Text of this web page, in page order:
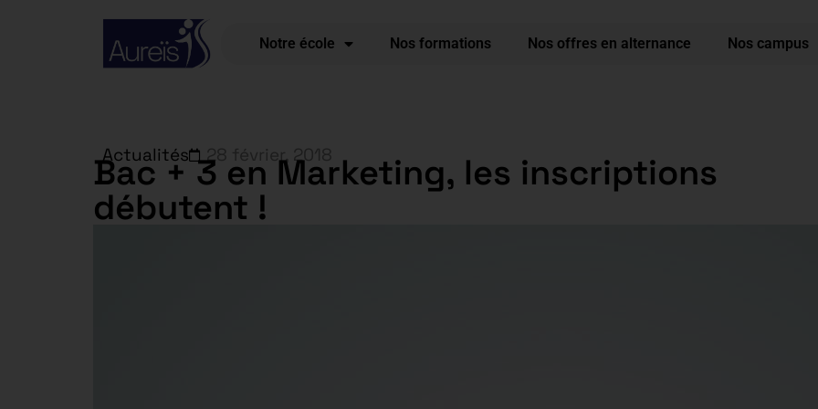
Notre école Nos formations Nos offres en alternance Nos campus
Actualités 28 février, 2018
Bac + 3 en Marketing, les inscriptions
débutent !